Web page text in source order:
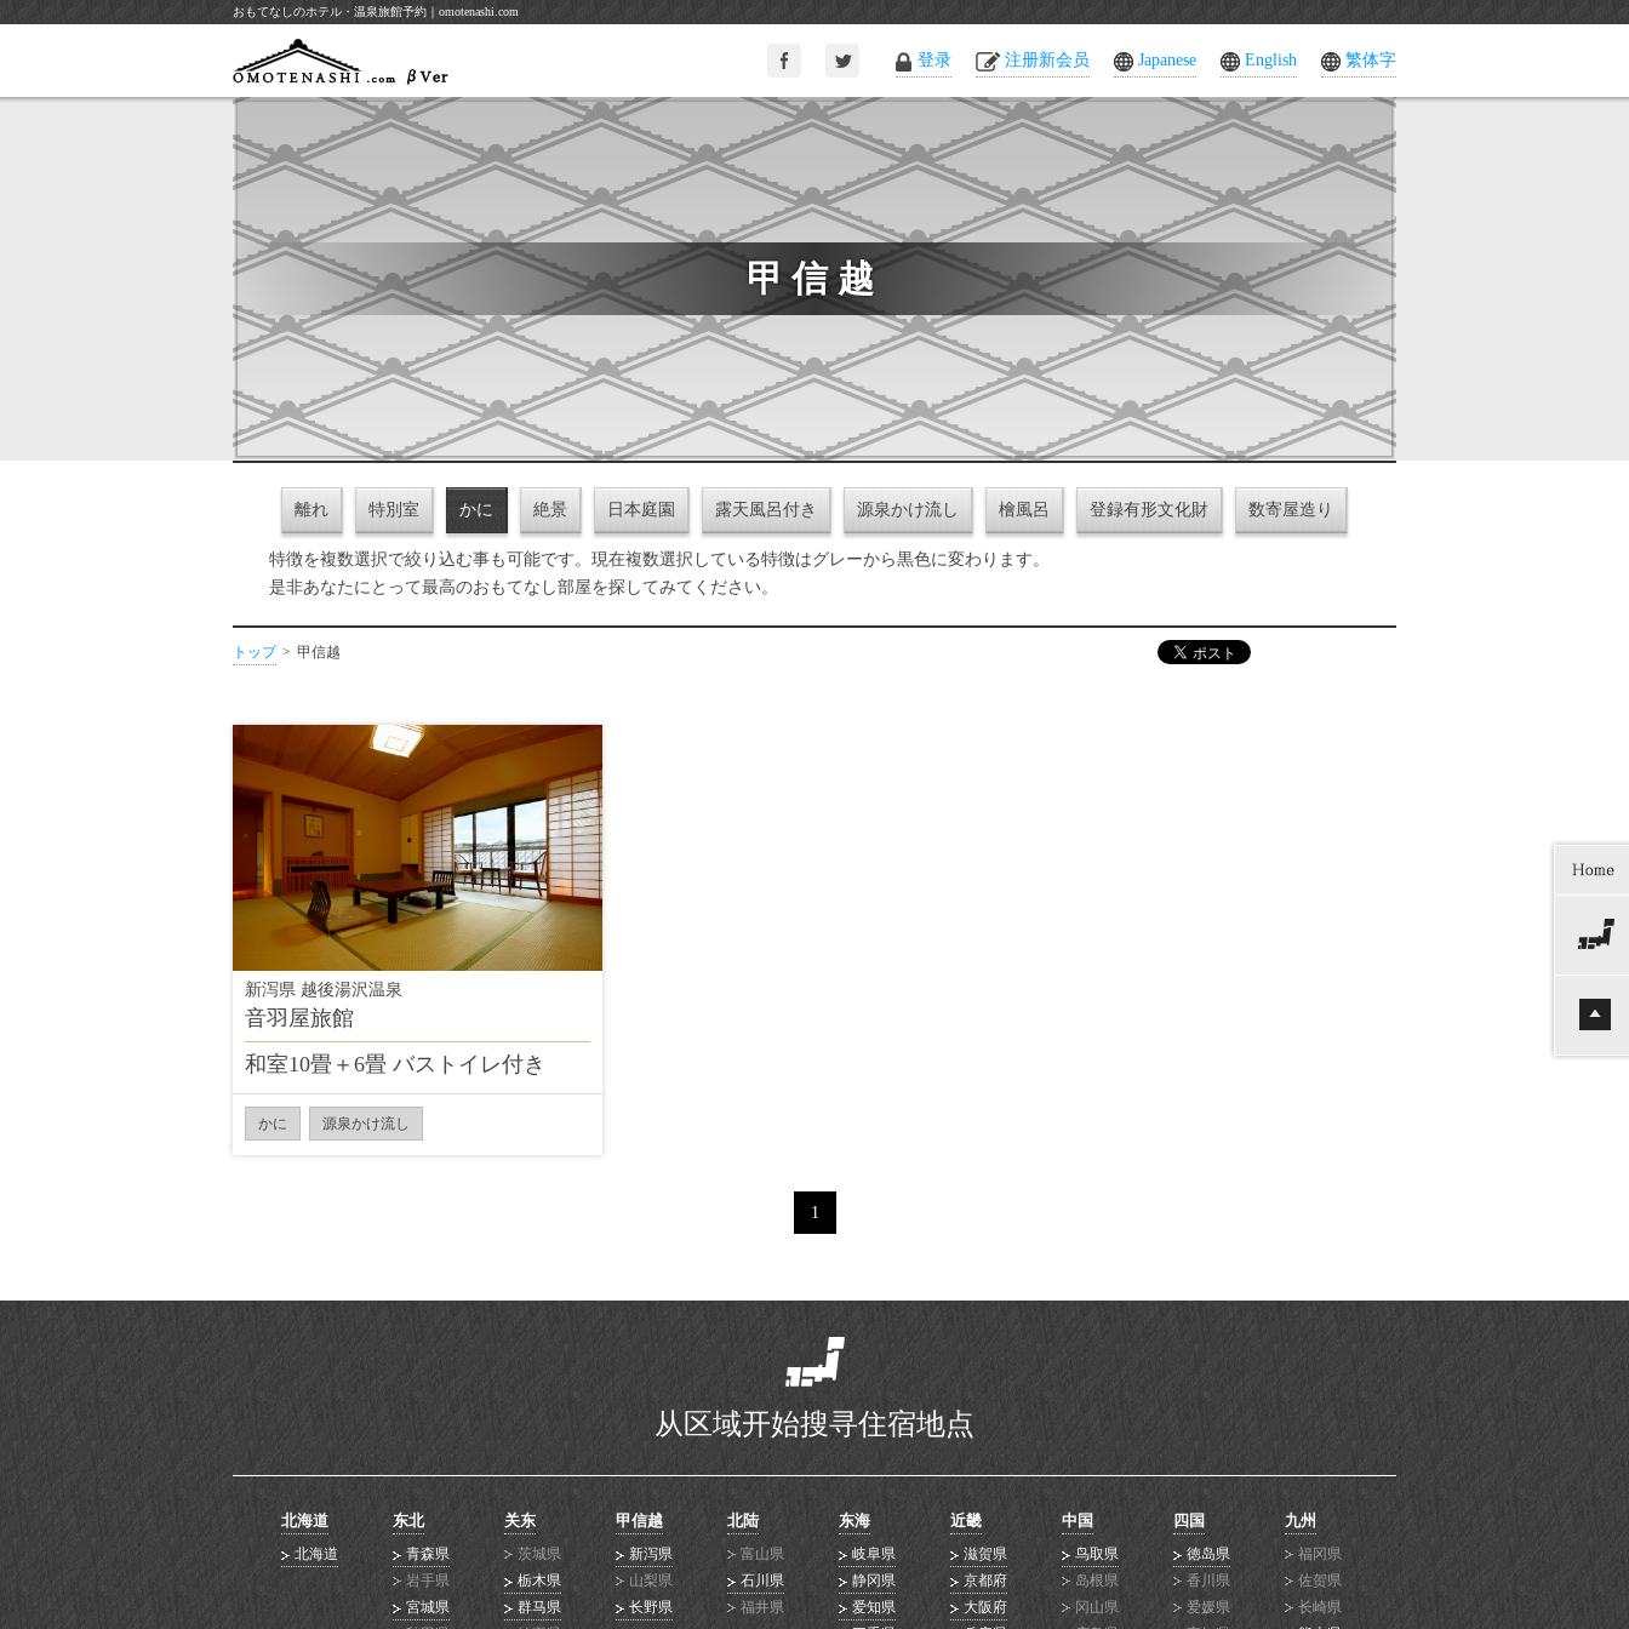
おもてなしのホテル・温泉旅館予約｜omotenashi.com
登录 注册新会员 Japanese English 繁体字
甲信越
離れ 特別室 かに 絶景 日本庭園 露天風呂付き 源泉かけ流し 檜風呂 登録有形文化財 数寄屋造り
特徴を複数選択で絞り込む事も可能です。現在複数選択している特徴はグレーから黒色に変わります。
是非あなたにとって最高のおもてなし部屋を探してみてください。
トップ 甲信越
新泻県 越後湯沢温泉
音羽屋旅館
和室10畳＋6畳 バストイレ付き
かに 源泉かけ流し
1
从区域开始搜寻住宿地点
北海道
北海道
东北
青森県
岩手県
宮城県
关东
茨城県
栃木県
群马県
甲信越
新泻県
山梨県
长野県
北陆
富山県
石川県
福井県
东海
岐阜県
静冈県
爱知県
近畿
滋贺県
京都府
大阪府
中国
鸟取県
岛根県
冈山県
四国
徳岛県
香川県
爱媛県
九州
福冈県
佐贺県
长崎県